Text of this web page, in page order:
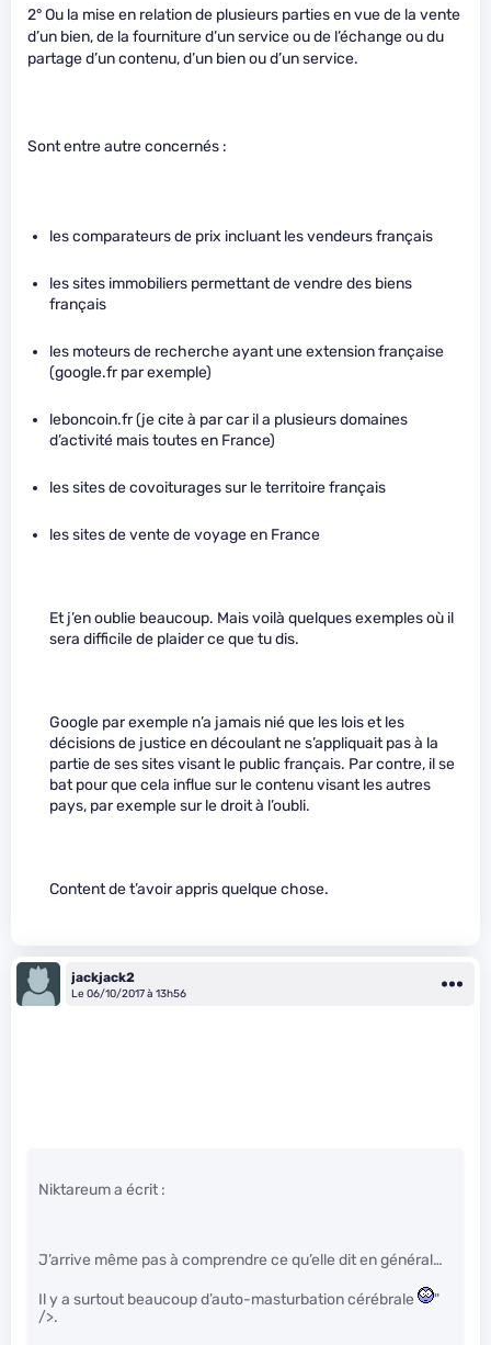
2° Ou la mise en relation de plusieurs parties en vue de la vente
d’un bien, de la fourniture d’un service ou de l’échange ou du
partage d’un contenu, d’un bien ou d’un service.
Sont entre autre concernés :
les comparateurs de prix incluant les vendeurs français
les sites immobiliers permettant de vendre des biens
français
les moteurs de recherche ayant une extension française
(google.fr par exemple)
leboncoin.fr (je cite à par car il a plusieurs domaines
d’activité mais toutes en France)
les sites de covoiturages sur le territoire français
les sites de vente de voyage en France
Et j’en oublie beaucoup. Mais voilà quelques exemples où il
sera difficile de plaider ce que tu dis.
Google par exemple n’a jamais nié que les lois et les
décisions de justice en découlant ne s’appliquait pas à la
partie de ses sites visant le public français. Par contre, il se
bat pour que cela influe sur le contenu visant les autres
pays, par exemple sur le droit à l’oubli.
Content de t’avoir appris quelque chose.
jackjack2
Le 06/10/2017 à 13h56
Niktareum a écrit :
J’arrive même pas à comprendre ce qu’elle dit en général…
Il y a surtout beaucoup d’auto-masturbation cérébrale
"
/>.